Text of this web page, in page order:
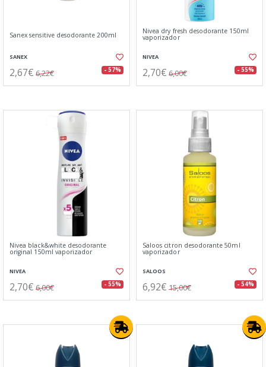
Sanex sensitive desodorante 200ml
SANEX
2,67€ 6,22€ - 57%
Nivea dry fresh desodorante 150ml
vaporizador
NIVEA
2,70€ 6,00€ - 55%
Nivea black&white desodorante
original 150ml vaporizador
NIVEA
2,70€ 6,00€ - 55%
Saloos citron desodorante 50ml
vaporizador
SALOOS
6,92€ 15,00€ - 54%